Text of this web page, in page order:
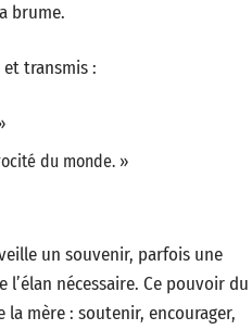
brume.
transmis :
du monde. »
un souvenir, parfois une
nécessaire. Ce pouvoir du
mère : soutenir, encourager,